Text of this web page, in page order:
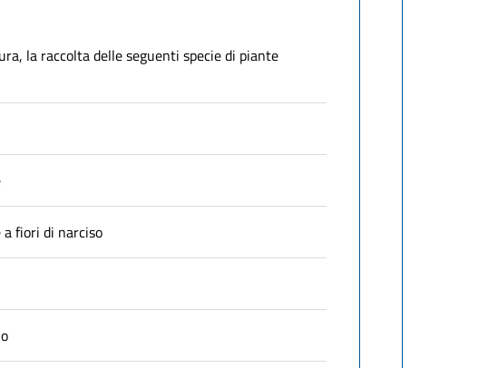
la raccolta delle seguenti specie di piante
a fiori di narciso